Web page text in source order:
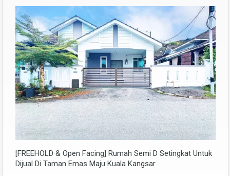
[FREEHOLD & Open Facing] Rumah Semi D Setingkat Untuk
Dijual Di Taman Emas Maju Kuala Kangsar